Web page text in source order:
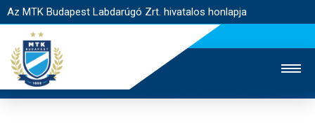
Az MTK Budapest Labdarúgó Zrt. hivatalos honlapja